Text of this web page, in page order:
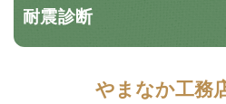
耐震診断
やまなか工務